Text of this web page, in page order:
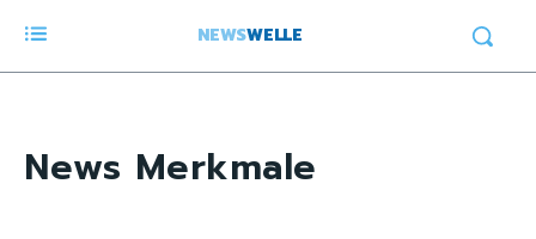
NEWSWELLE
News Merkmale